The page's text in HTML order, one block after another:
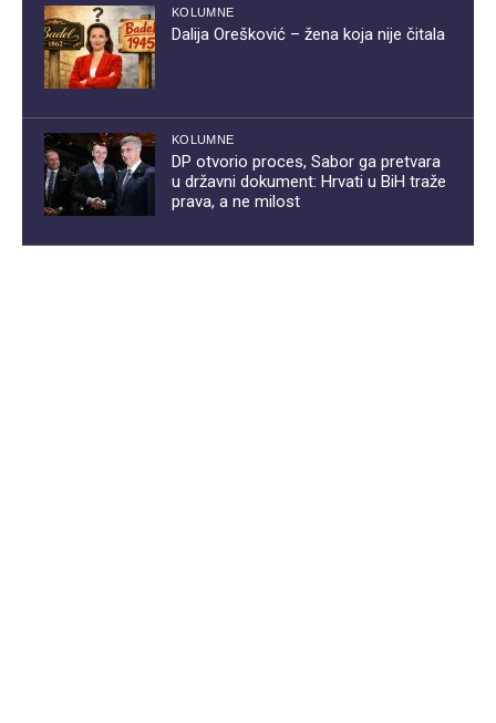
KOLUMNE
Dalija Orešković – žena koja nije čitala
KOLUMNE
DP otvorio proces, Sabor ga pretvara
u državni dokument: Hrvati u BiH traže
prava, a ne milost